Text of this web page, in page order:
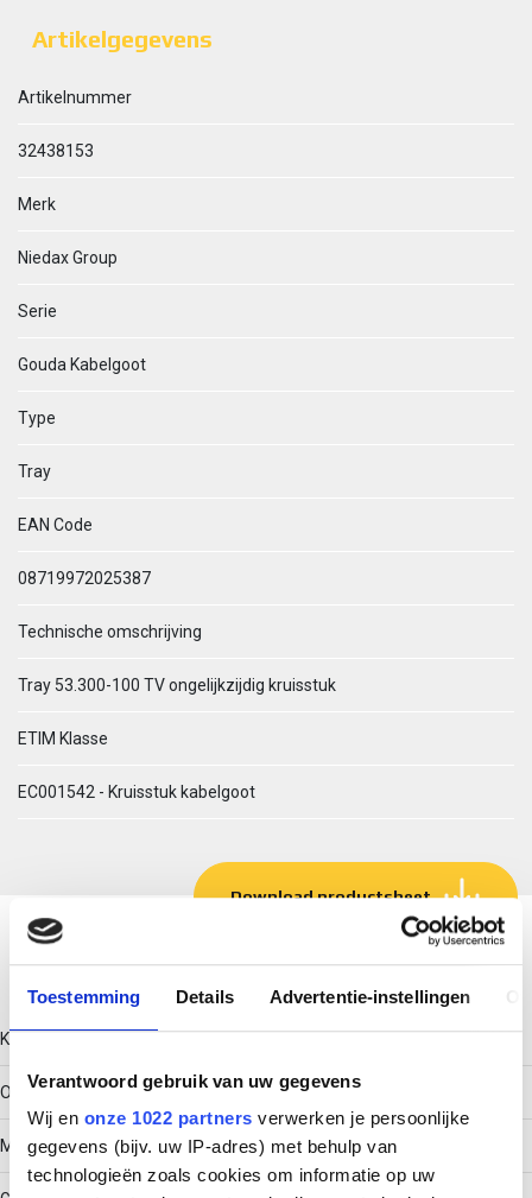
Toestemming Details Advertentie-instellingen
Verantwoord gebruik van uw gegevens
Wij en onze 1022 partners verwerken je persoonlijke
gegevens (bijv. uw IP-adres) met behulp van
technologieën zoals cookies om informatie op uw
Artikelgegevens
Artikelnummer
32438153
Merk
Niedax Group
Serie
Gouda Kabelgoot
Type
Tray
EAN Code
08719972025387
Technische omschrijving
Tray 53.300-100 TV ongelijkzijdig kruisstuk
ETIM Klasse
EC001542 - Kruisstuk kabelgoot
Download productsheet
Kleur
Overig
Model